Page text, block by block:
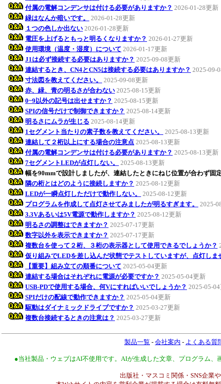
付属の電解コンデンサは付ける必要がありますか？ 2026-01-28更新
緑はなんか暗いです。
2026-01-28更新
１つの色しか出ない 2026-01-28更新
電圧を上げるともっと明るくなりますか？ 2026-01-27更新
使用環境（温度・湿度）について 2026-01-17更新
J1は必ず接続する必要はありますか？ 2025-09-08更新
連結するとき、CN4とCN5は接続する必要はありますか？ 2025-09-
寸法図を教えてください。
2025-09-08更新
赤、緑、青の明るさが合わない 2025-08-15更新
0~9以外の記号は出せますか？ 2025-08-15更新
SPIの信号だけで制御できますか？ 2025-08-14更新
明るさにムラが生じる 2025-08-14更新
1セグメント当たりの素子数を教えてください。
2025-08-13更新
連結して２桁以上にする場合の注意点 2025-08-13更新
付属の電解コンデンサは付ける必要がありますか？ 2025-08-13更新
7セグメントLEDが点灯しない。
2025-08-13更新
幅を90mmで設計しましたが、連結したときにねじ位置が合わず固
隣の桁とはどのように接続しますか？ 2025-08-12更新
LEDが一瞬点灯しただけで動作しない。
2025-08-12更新
プログラムを作成して点灯させてみましたが明るすぎます。
2025-
3.3Vあるいは5V電源で動作しますか？ 2025-08-12更新
明るさの調整はできますか？ 2025-07-17更新
数字以外を表示できますか？ 2025-07-17更新
複数台を使って２桁、３桁の表示器として使用できるでしょうか？
仮り組みでLEDを差し込んだ状態でテストしていますが、点灯しま
【重要】組み立ての順番について 2025-05-04更新
連結する場合はそれぞれに電源が必要ですか？ 2025-05-04更新
USB-PDで使用する場合、何Vにすればいいでしょうか？ 2025-05-
SPIだけの配線で動作できますか？ 2025-05-04更新
駆動はダイナミックドライブですか？ 2025-03-27更新
複数台接続するときの注意は？ 2025-03-27更新
製品一覧 - 会社案内 - よくある質
●当社製品・ウェブはAI不使用です。AIが生成した文章、プログラム
出版社・マスコミ関係・SNS企業